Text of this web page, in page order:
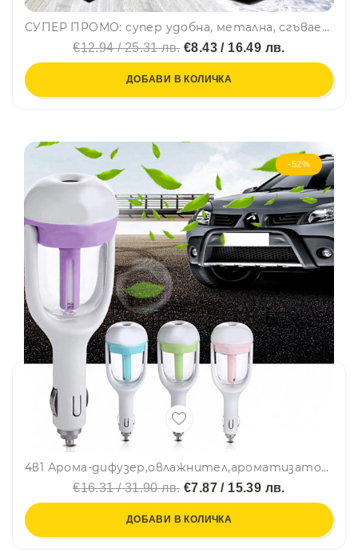
СУПЕР ПРОМО: супер удобна, метална, сгъваема мотика за багажника на колата, ЧЕРНА
€12.94 / 25.31 лв.€8.43 / 16.49 лв.
ДОБАВИ В КОЛИЧКА
-52%
4в1 Арома-дифузер,овлажнител,ароматизатор и USB зарядно за автомобил
€16.31 / 31.90 лв.€7.87 / 15.39 лв.
ДОБАВИ В КОЛИЧКА